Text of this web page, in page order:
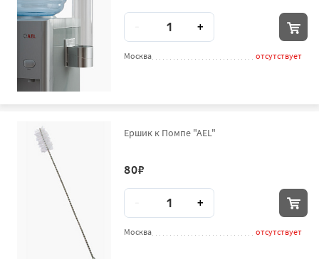
+
Москва отсутствует
Ершик к Помпе "AEL"
80₽
Количество
+
Москва отсутствует